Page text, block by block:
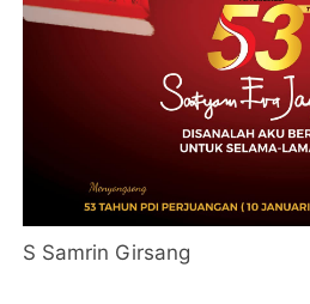
S Samrin Girsang